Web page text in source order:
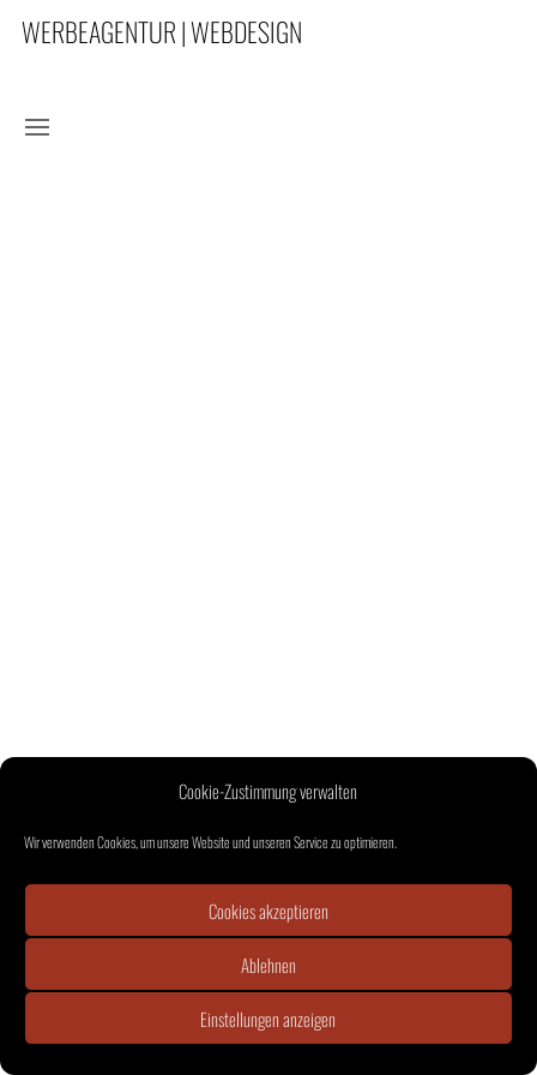
Cookie-Zustimmung verwalten
Wir verwenden Cookies, um unsere Website und unseren Service zu optimieren.
Cookies akzeptieren
Ablehnen
Einstellungen anzeigen
WERBEAGENTUR | WEBDESIGN